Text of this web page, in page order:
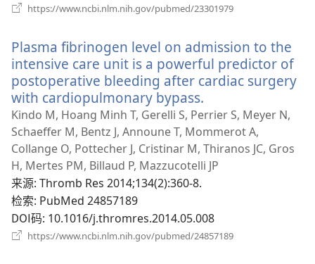
https://www.ncbi.nlm.nih.gov/pubmed/23301979
窗
口）
Plasma fibrinogen level on admission to the
intensive care unit is a powerful predictor of
postoperative bleeding after cardiac surgery
with cardiopulmonary bypass.
开
新
窗
口）
Kindo M, Hoang Minh T, Gerelli S, Perrier S, Meyer N,
Schaeffer M, Bentz J, Announe T, Mommerot A,
Collange O, Pottecher J, Cristinar M, Thiranos JC, Gros
H, Mertes PM, Billaud P, Mazzucotelli JP
来源‎: Thromb Res 2014;134(2):360-8.
检索‎: PubMed 24857189
DOI码‎: 10.1016/j.thromres.2014.05.008
https://www.ncbi.nlm.nih.gov/pubmed/24857189